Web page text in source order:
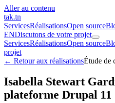
Aller au contenu
tak.tn
ServicesRéalisationsOpen source
ENDiscutons de votre projet
ServicesRéalisationsOpen source
projet
← Retour aux réalisationsÉtude de
Isabella Stewart
plateforme Drupal 11